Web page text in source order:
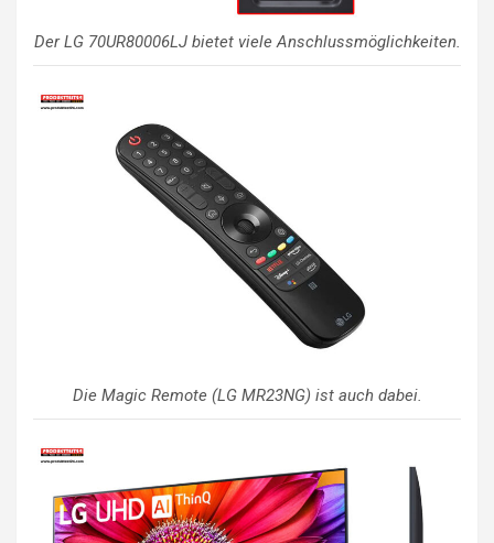
Der LG 70UR80006LJ bietet viele Anschlussmöglichkeiten.
Die Magic Remote (LG MR23NG) ist auch dabei.